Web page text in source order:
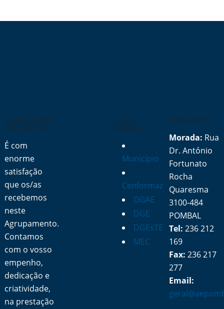
A MENSAGEM
DO DIRETOR
É com
enorme
satisfação
que os/as
recebemos
neste
Agrupamento.
Contamos
com o vosso
empenho,
dedicação e
criatividade,
na prestação
LINKS
RÁPIDOS
Município
Cenformaz
DGAE
DGE
DGEsTE
MEC
CONTACTOS
Morada: Rua
Dr. António
Fortunato
Rocha
Quaresma
3100-484
POMBAL
Tel: 236 212
169
Fax: 236 217
277
Email: